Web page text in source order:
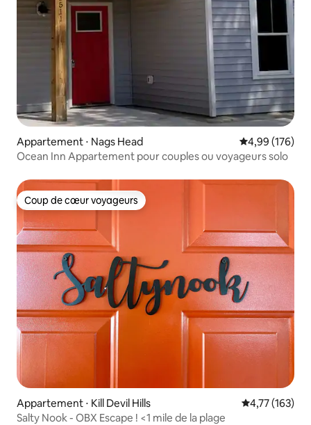
Appartement ⋅ Nags Head Évaluation
4,99 (176)
Ocean Inn Appartement pour couples ou voyageurs solo
Coup de cœur voyageurs
Coup de cœur voyageurs
Appartement ⋅ Kill Devil Hills Évaluation
4,77 (163)
Salty Nook - OBX Escape ! <1 mile de la plage